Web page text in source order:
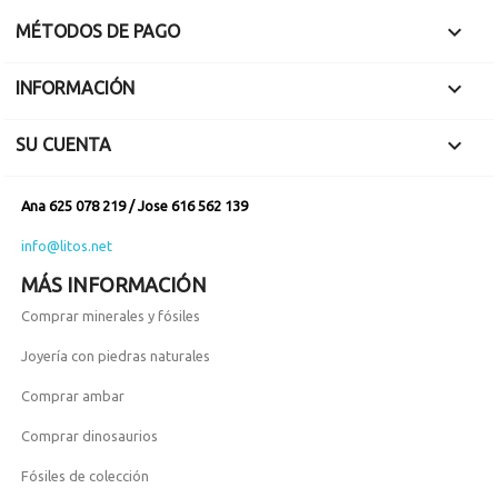
MÉTODOS DE PAGO 
INFORMACIÓN 
SU CUENTA 
Ana 625 078 219 / Jose 616 562 139
info@litos.net
MÁS INFORMACIÓN
Comprar minerales y fósiles
Joyería con piedras naturales
Comprar ambar
Comprar dinosaurios
Fósiles de colección